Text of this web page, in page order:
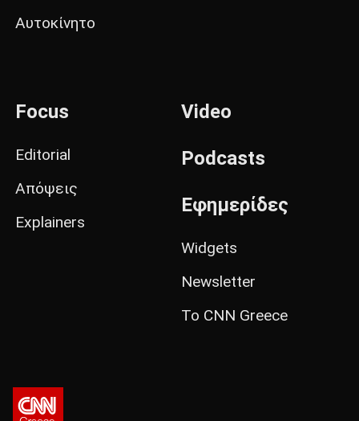
Αυτοκίνητο
Focus
Editorial
Απόψεις
Explainers
Video
Podcasts
Εφημερίδες
Widgets
Newsletter
Το CNN Greece